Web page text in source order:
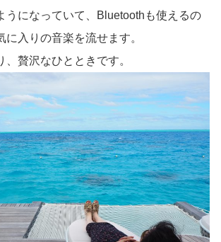
うになっていて、Bluetoothも使えるの
に入りの音楽を流せます。
、贅沢なひとときです。